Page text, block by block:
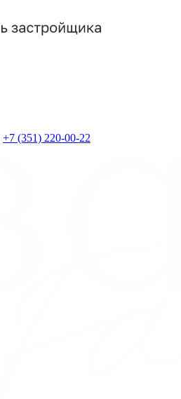
+7 (351) 220-00-22